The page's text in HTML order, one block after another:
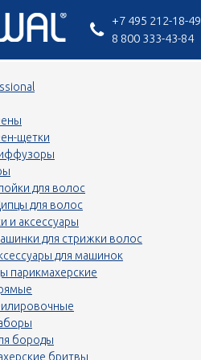
+7 495 212-18-49
8 800 333-43-84
щетки
для волос
для волос
и аксессуары
для стрижки волос
для машинок
парикмахерские
бороды
бритвы